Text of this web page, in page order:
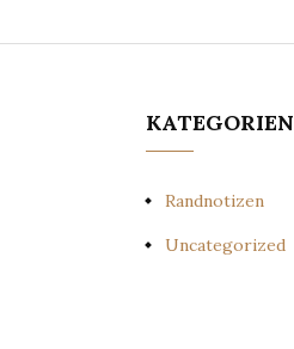
KATEGORIEN
Randnotizen
Uncategorized